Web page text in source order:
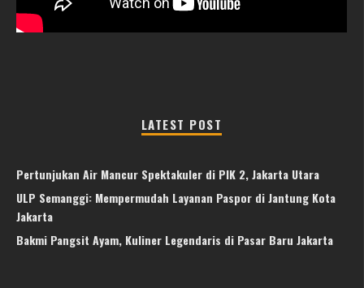
LATEST POST
Pertunjukan Air Mancur Spektakuler di PIK 2, Jakarta Utara
ULP Semanggi: Mempermudah Layanan Paspor di Jantung Kota
Jakarta
Bakmi Pangsit Ayam, Kuliner Legendaris di Pasar Baru Jakarta